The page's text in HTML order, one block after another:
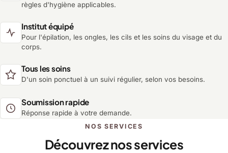
règles d'hygiène applicables.
Institut équipé
Pour l'épilation, les ongles, les cils et les soins du visage et du
corps.
Tous les soins
D'un soin ponctuel à un suivi régulier, selon vos besoins.
Soumission rapide
Réponse rapide à votre demande.
NOS SERVICES
Découvrez nos services